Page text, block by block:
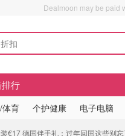
Dealmoon may be paid
排行
体育 个护健康 电子电脑
€17 德国伴手礼：过年回国这些别